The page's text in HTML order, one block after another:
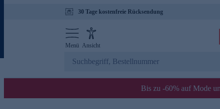
30 Tage kostenfreie Rücksendung
Menü Ansicht
Bis zu -60% auf Mode